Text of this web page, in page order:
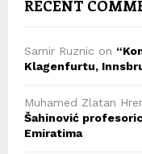
RECENT
Samir Ruznic on
Klagenfurtu,
Muhamed Zlatan
Šahinović
Emiratima